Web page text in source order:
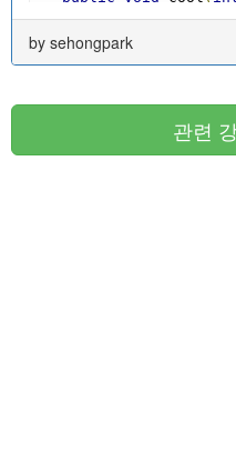
String result =
...
}
by sehongpark
관련